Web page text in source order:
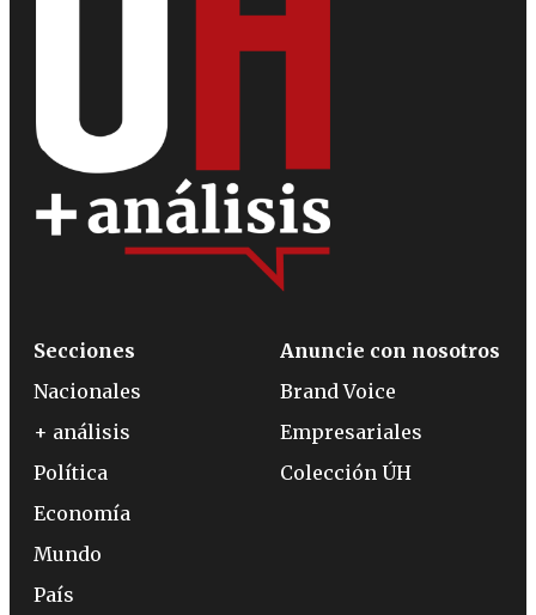
Secciones
Nacionales
+ análisis
Política
Economía
Mundo
País
Anuncie con nosotros
Brand Voice
Empresariales
Colección ÚH